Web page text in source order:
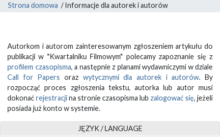
Strona domowa /Informacje dla autorek i autorów
Autorkom i autorom zainteresowanym zgłoszeniem artykułu do
publikacji w "Kwartalniku Filmowym" polecamy zapoznanie się z
profilem czasopisma, a następnie z planami wydawniczymi w dziale
Call for Papers oraz wytycznymi dla autorek i autorów. By
rozpocząć proces zgłoszenia tekstu, autorka lub autor musi
dokonaćrejestracjina stronie czasopisma lub zalogować się, jeżeli
posiada już konto w systemie.
JĘZYK / LANGUAGE